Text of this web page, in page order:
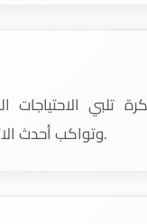
تلبي الاحتياجات
وتواكب أحدث الاتجاهات العالمية.